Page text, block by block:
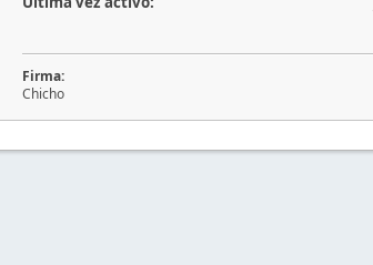
Firma:
Chicho